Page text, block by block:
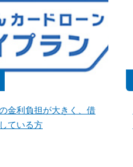
金利負担が大きく、借
ている方